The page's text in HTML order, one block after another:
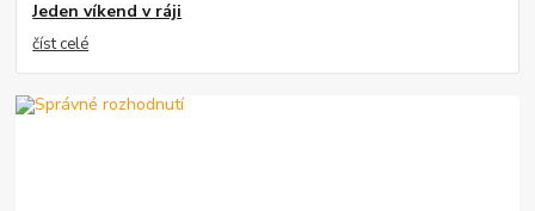
Jeden víkend v ráji
číst celé